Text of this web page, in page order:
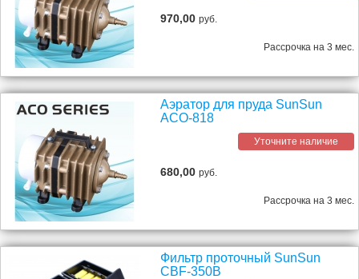
970,00руб.
Рассрочка на 3 мес.
Аэратор для пруда SunSun
ACO-818
Уточните наличие
680,00руб.
Рассрочка на 3 мес.
Фильтр проточный SunSun
CBF-350B